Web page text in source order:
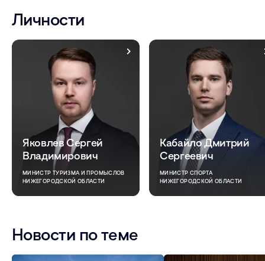
Личности
Яковлев Сергей
Владимирович
МИНИСТР ТУРИЗМА И ПРОМЫСЛОВ
НИЖЕГОРОДСКОЙ ОБЛАСТИ
Кабайло Дмитрий
Сергеевич
МИНИСТР СПОРТА
НИЖЕГОРОДСКОЙ ОБЛАСТИ
Новости по теме